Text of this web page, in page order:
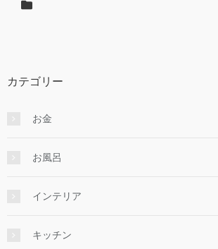
カテゴリー
お金
お風呂
インテリア
キッチン